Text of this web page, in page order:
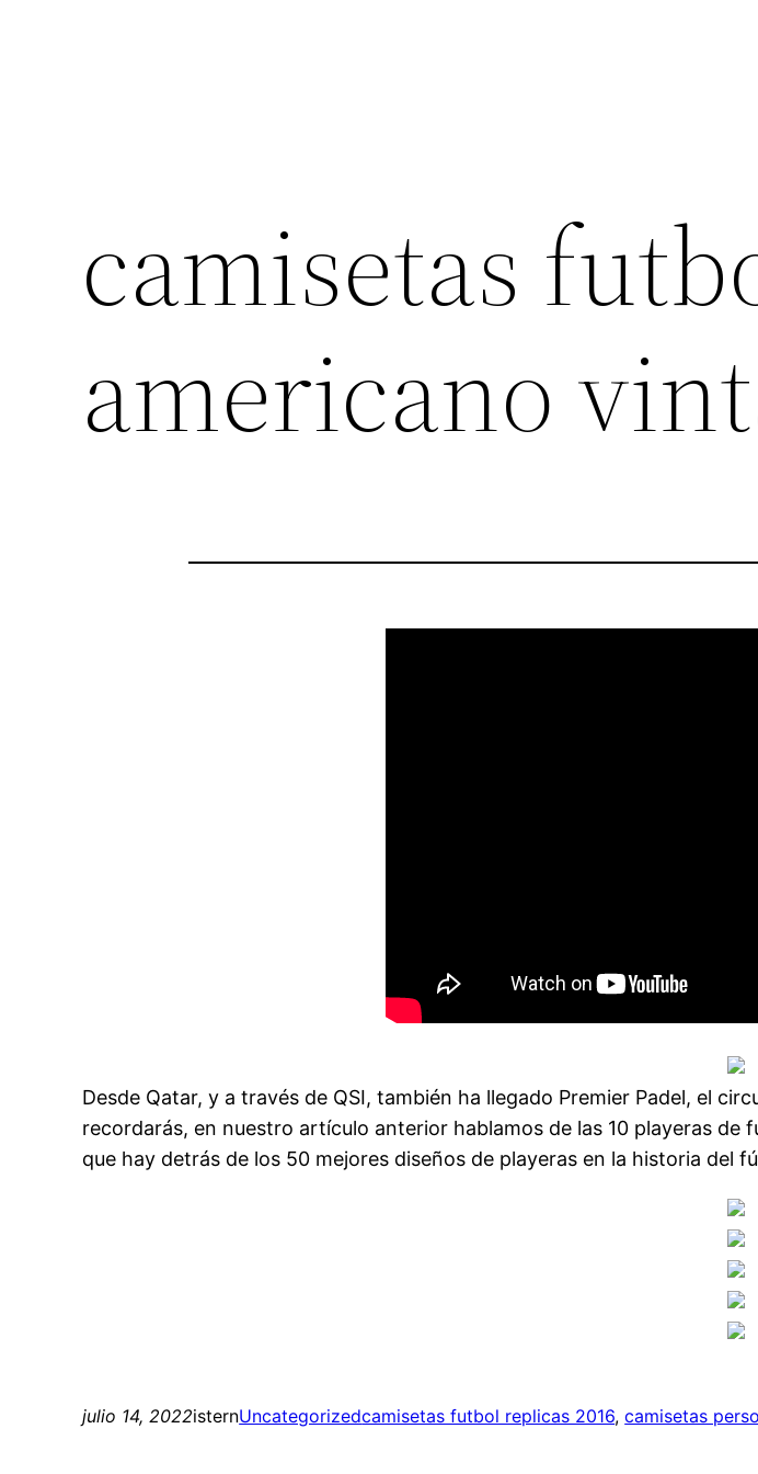
camisetas
americano
Desde Qatar, y a través de QSI, también ha llegado Premier Padel, el
recordarás, en nuestro artículo anterior hablamos de las 10 playeras
que hay detrás de los 50 mejores diseños de playeras en la historia del
julio 14, 2022isternUncategorizedcamisetas futbol replicas 2016, camisetas